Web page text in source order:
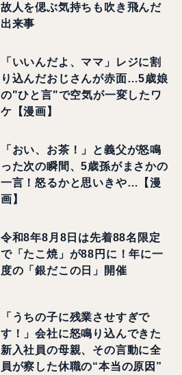
故人を偲ぶ気持ちも吹き飛んだ
出来事
「いいんだよ、ママ」レジに割
り込んだおじさんが赤面…5歳娘
の"ひと言"で空気が一変したワ
ケ【漫画】
「おい、お茶！」と義父が怒鳴
った次の瞬間、5歳孫がまさかの
一言！怒るかと思いきや…【漫
画】
令和8年8月8日は先着88名限定
で「たこ焼」が88円に！年に一
度の「銀だこの日」開催
「うちの子に残業させすぎで
す！」会社に怒鳴り込んできた
新入社員の母親、その言動に全
員が察した休職の“本当の原因”